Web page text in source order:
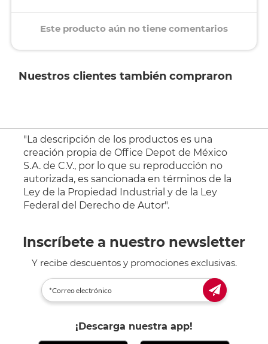
Este producto aún no tiene comentarios
Nuestros clientes también compraron
"La descripción de los productos es una
creación propia de Office Depot de México
S.A. de C.V., por lo que su reproducción no
autorizada, es sancionada en términos de la
Ley de la Propiedad Industrial y de la Ley
Federal del Derecho de Autor".
Inscríbete a nuestro newsletter
Y recibe descuentos y promociones exclusivas.
¡Descarga nuestra app!